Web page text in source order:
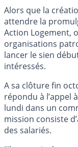
Alors que la
attendre la
Action Logement,
organisations
lancer le sien
intéressés.
A sa clôture fin
répondu à l’appel
lundi dans un
mission consiste
des salariés.